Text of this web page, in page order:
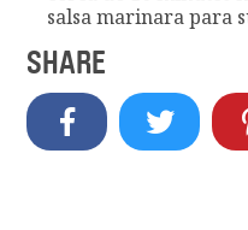
salsa marinara para
SHARE